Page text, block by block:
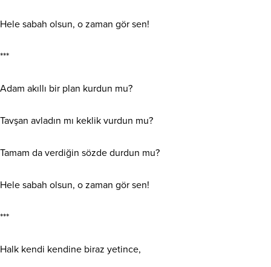
Hele sabah olsun, o zaman gör sen!
***
Adam akıllı bir plan kurdun mu?
Tavşan avladın mı keklik vurdun mu?
Tamam da verdiğin sözde durdun mu?
Hele sabah olsun, o zaman gör sen!
***
Halk kendi kendine biraz yetince,